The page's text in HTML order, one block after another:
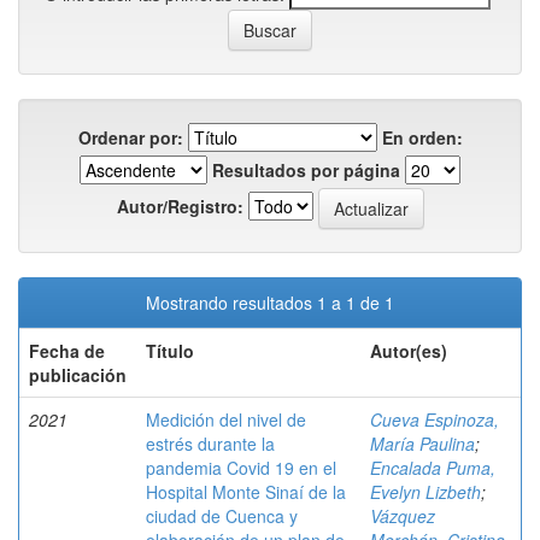
Ordenar por:
En orden:
Resultados por página
Autor/Registro:
Mostrando resultados 1 a 1 de 1
Fecha de
publicación
Título Autor(es)
2021
Medición del nivel de
estrés durante la
pandemia Covid 19 en el
Hospital Monte Sinaí de la
ciudad de Cuenca y
Cueva Espinoza,
María Paulina;
Encalada Puma,
Evelyn Lizbeth;
Vázquez